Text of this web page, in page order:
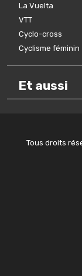
La Vuelta
VTT
Cyclo-cross
Cyclisme féminin
Et aussi
Tous droits